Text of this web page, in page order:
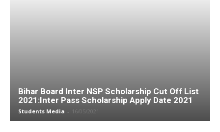
Bihar Board Inter NSP Scholarship Cut Off List
2021:Inter Pass Scholarship Apply Date 2021
Students Media - 16/05/2021